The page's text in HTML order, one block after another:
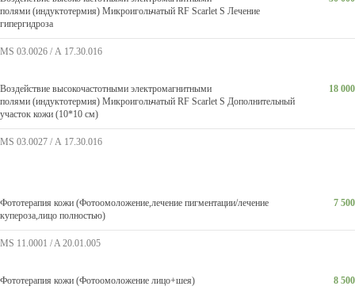
полями (индуктотермия) Микроигольчатый RF Scarlet S Лечение
гипергидроза
MS 03.0026 / А 17.30.016
Воздействие высокочастотными электромагнитными
полями (индуктотермия) Микроигольчатый RF Scarlet S Дополнительный
участок кожи (10*10 см)
18 000
MS 03.0027 / А 17.30.016
Фототерапия кожи (Фотоомоложение,лечение пигментации/лечение
купероза,лицо полностью)
7 500
MS 11.0001 / A 20.01.005
Фототерапия кожи (Фотоомоложение лицо+шея) 8 500